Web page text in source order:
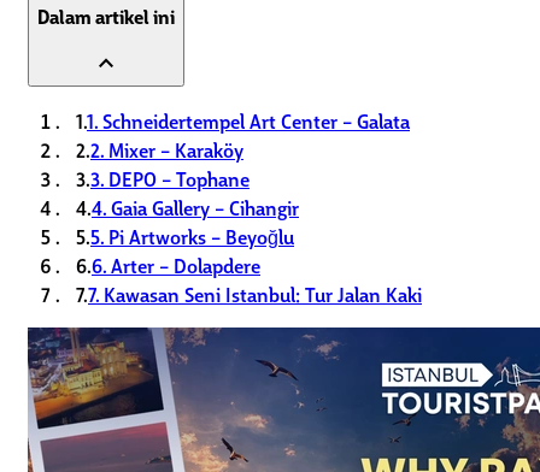
Dalam artikel ini
expand_less
1.1. Schneidertempel Art Center – Galata
2.2. Mixer – Karaköy
3.3. DEPO – Tophane
4.4. Gaia Gallery – Cihangir
5.5. Pi Artworks – Beyoğlu
6.6. Arter – Dolapdere
7.7. Kawasan Seni Istanbul: Tur Jalan Kaki